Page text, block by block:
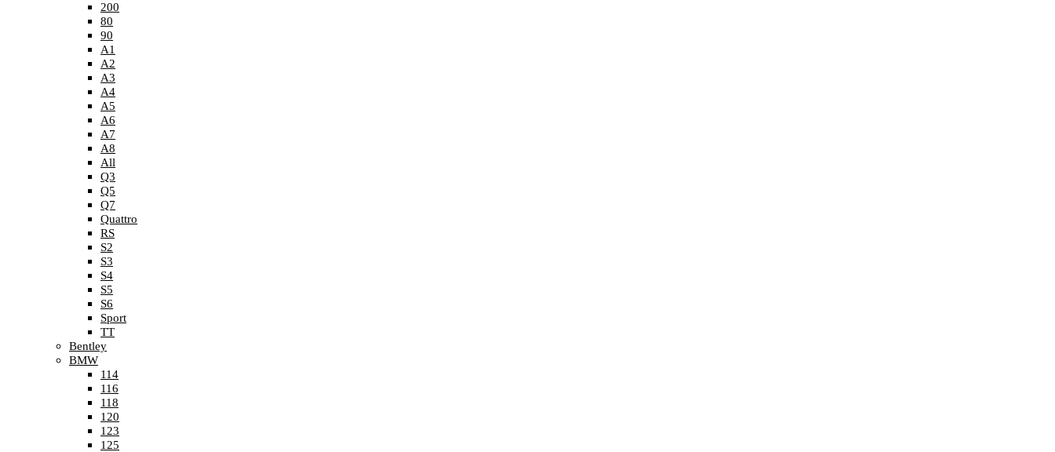
200
80
90
A1
A2
A3
A4
A5
A6
A7
A8
All
Q3
Q5
Q7
Quattro
RS
S2
S3
S4
S5
S6
Sport
TT
Bentley
BMW
114
116
118
120
123
125